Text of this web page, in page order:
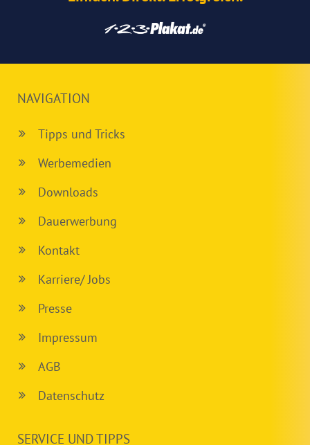
NAVIGATION
Tipps und Tricks
Werbemedien
Downloads
Dauerwerbung
Kontakt
Karriere/ Jobs
Presse
Impressum
AGB
Datenschutz
SERVICE UND TIPPS